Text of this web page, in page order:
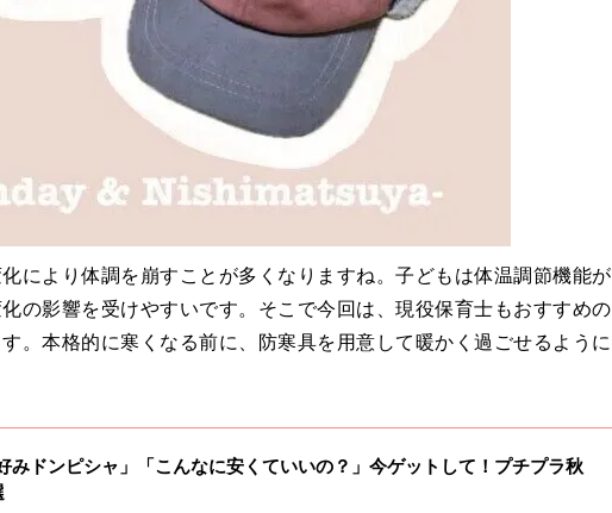
により体調を崩すことが多くなりますね。子どもは体温調節機能が
の影響を受けやすいです。そこで今回は、現役保育士もおすすめの
。本格的に寒くなる前に、防寒具を用意して暖かく過ごせるように
みドンピシャ」「こんなに安くていいの？」今ゲットして！プチプラ秋